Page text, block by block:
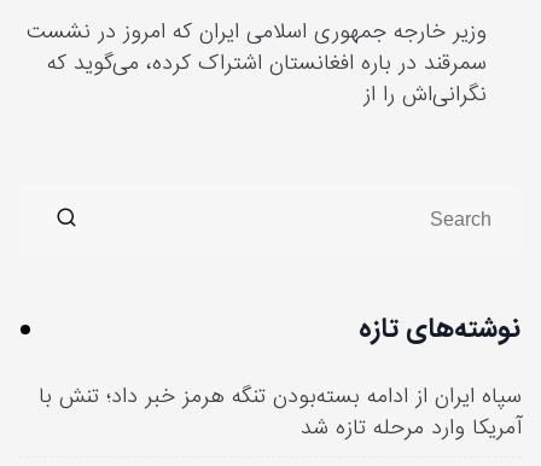
وزیر خارجه جمهوری اسلامی ایران که امروز در نشست
سمرقند در باره افغانستان اشتراک کرده، می‌گوید که
نگرانی‌اش را از
نوشته‌های تازه
سپاه ایران از ادامه بسته‌بودن تنگه هرمز خبر داد؛ تنش با
آمریکا وارد مرحله تازه شد